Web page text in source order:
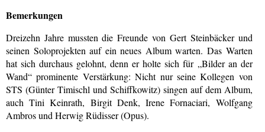
Bemerkungen
Dreizehn Jahre mussten die Freunde von Gert Steinbäcker und
seinen Soloprojekten auf ein neues Album warten. Das Warten
hat sich durchaus gelohnt, denn er holte sich für „Bilder an der
Wand“ prominente Verstärkung: Nicht nur seine Kollegen von
STS (Günter Timischl und Schiffkowitz) singen auf dem Album,
auch Tini Keinrath, Birgit Denk, Irene Fornaciari, Wolfgang
Ambros und Herwig Rüdisser (Opus).